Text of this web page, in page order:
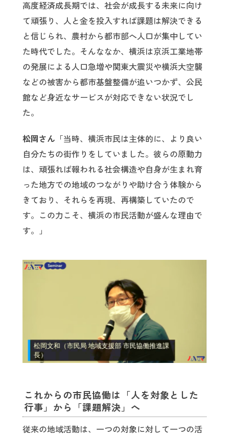
高度経済成長期では、社会が成長する未来に向け
て頑張り、人と金を投入すれば課題は解決できる
と信じられ、農村から都市部へ人口が集中してい
た時代でした。そんななか、横浜は京浜工業地帯
の発展による人口急増や関東大震災や横浜大空襲
などの被害から都市基盤整備が追いつかず、公民
館など身近なサービスが対応できない状況でし
た。
松岡さん 「当時、横浜市民は主体的に、より良い
自分たちの街作りをしていました。彼らの原動力
は、頑張れば報われる社会構造や自身が生まれ育
った地方での地域のつながりや助け合う体験から
きており、それらを再現、再構築していたので
す。この力こそ、横浜の市民活動が盛んな理由で
す。」
これからの市民協働は「人を対象とした
行事」から「課題解決」へ
従来の地域活動は、一つの対象に対して一つの活